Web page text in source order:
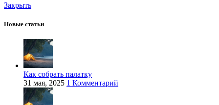
Закрыть
Новые статьи
Как собрать палатку
31 мая, 2025 1 Комментарий